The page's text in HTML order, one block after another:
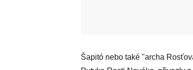
Šapitó nebo také "archa